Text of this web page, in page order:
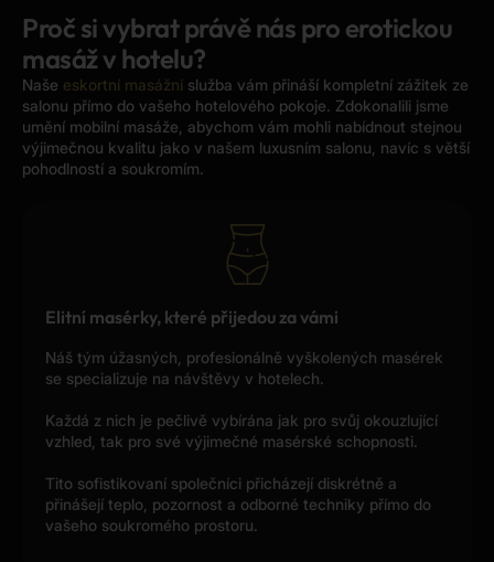
Proč si vybrat právě nás pro erotickou
masáž v hotelu?
Naše eskortní masážní služba vám přináší kompletní zážitek ze
salonu přímo do vašeho hotelového pokoje. Zdokonalili jsme
umění mobilní masáže, abychom vám mohli nabídnout stejnou
výjimečnou kvalitu jako v našem luxusním salonu, navíc s větší
pohodlností a soukromím.
Elitní masérky, které přijedou za vámi
Náš tým úžasných, profesionálně vyškolených masérek
se specializuje na návštěvy v hotelech.
Každá z nich je pečlivě vybírána jak pro svůj okouzlující
vzhled, tak pro své výjimečné masérské schopnosti.
Tito sofistikovaní společníci přicházejí diskrétně a
přinášejí teplo, pozornost a odborné techniky přímo do
vašeho soukromého prostoru.